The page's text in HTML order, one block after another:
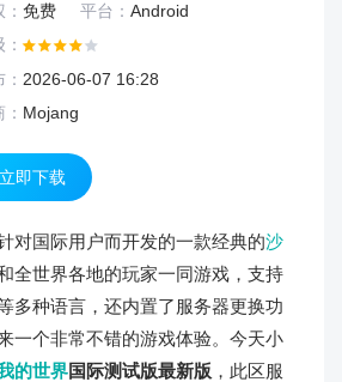
免费 平台： Android
：
2026-06-07 16:28
Mojang
立即下载
对国际用户而开发的一款经典的沙
全世界各地的玩家一同游戏，支持
多种语言，还内置了服务器更换功
一个非常不错的游戏体验。今天小
的世界国际测试版最新版 ，此区服